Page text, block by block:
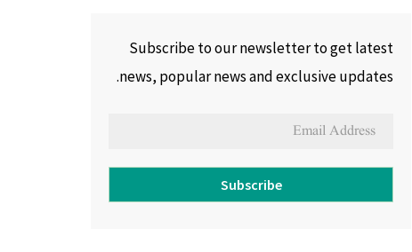
Subscribe to our newsletter to get latest
news, popular news and exclusive updates.
Subscribe